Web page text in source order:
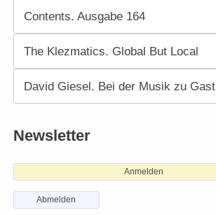
Contents. Ausgabe 164
The Klezmatics. Global But Local
David Giesel. Bei der Musik zu Gast
Newsletter
Anmelden
Abmelden